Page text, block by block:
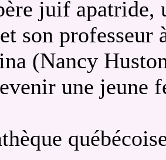
juif apatride,
son professeur
(Nancy
une jeune